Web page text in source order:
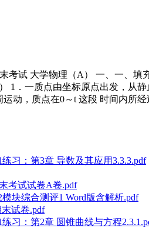
考试 大学物理（A） 一、一、
1．一质点由坐标原点出发，从
动，质点在0～t 这段 时间内所
习：第3章 导数及其应用3.3.3.pdf
考试试卷A卷.pdf
块综合测评1 Word版含解析.pdf
试卷.pdf
习：第2章 圆锥曲线与方程